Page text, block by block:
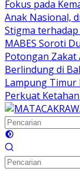
Fokus pada
Anak Nasional,
Stigma
MABES Soroti
Potongan Zakat
Berlindung di
Lampung Timur
Perkuat